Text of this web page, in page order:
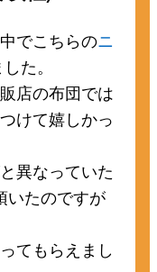
でこちらのニ
た。
店の布団では
けて嬉しかっ
異なっていた
いたのですが
てもらえまし